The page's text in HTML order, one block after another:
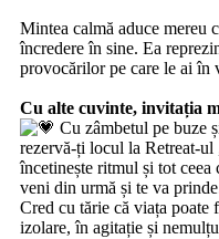
Mintea calmă aduce mereu
încredere în sine. Ea
provocărilor pe care le ai în
Cu alte cuvinte, invitația
Cu zâmbetul pe buze
rezervă-ți locul la Retreat-
încetinește ritmul și tot
veni din urmă și te va
Cred cu tărie că viața
izolare, în agitație și